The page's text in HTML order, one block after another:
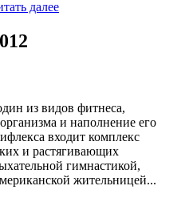
далее
из видов фитнеса,
и наполнение его
входит комплекс
и растягивающих
гимнастикой,
жительницей...